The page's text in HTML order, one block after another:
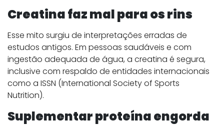
Creatina faz mal para os rins
Esse mito surgiu de interpretações erradas de
estudos antigos. Em pessoas saudáveis e com
ingestão adequada de água, a creatina é segura,
inclusive com respaldo de entidades internacionais
como a ISSN (International Society of Sports
Nutrition).
Suplementar proteína engorda